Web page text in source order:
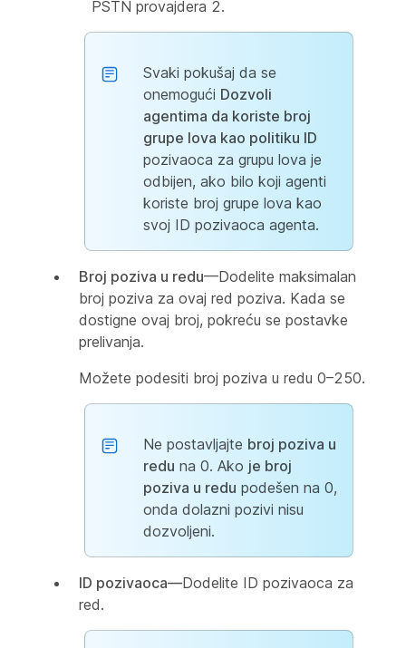
PSTN provajdera 2.
Svaki pokušaj da se
onemogući Dozvoli
agentima da koriste broj
grupe lova kao politiku ID
pozivaoca za grupu lova je
odbijen, ako bilo koji agenti
koriste broj grupe lova kao
svoj ID pozivaoca agenta.
Broj poziva u redu—Dodelite maksimalan
broj poziva za ovaj red poziva. Kada se
dostigne ovaj broj, pokreću se postavke
prelivanja.
Možete podesiti broj poziva u redu 0–250.
Ne postavljajte broj poziva u
redu na 0. Ako je broj
poziva u redu podešen na 0,
onda dolazni pozivi nisu
dozvoljeni.
ID pozivaoca—Dodelite ID pozivaoca za
red.